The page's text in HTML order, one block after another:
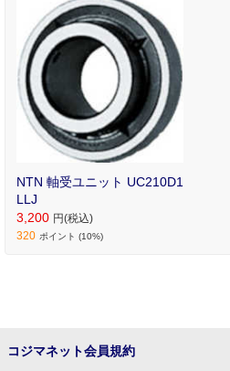
NTN 軸受ユニット UC210D1
LLJ
3,200 円(税込)
320 ポイント (10%)
コジマネット会員規約